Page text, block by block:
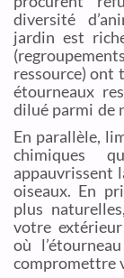
diversité
jardin est
ressource) ont
étourneaux
dilué parmi de
En parallèle,
chimiques
appauvrissent
oiseaux. En
plus
votre
où
compromettre